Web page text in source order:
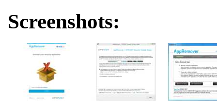
Screenshots: